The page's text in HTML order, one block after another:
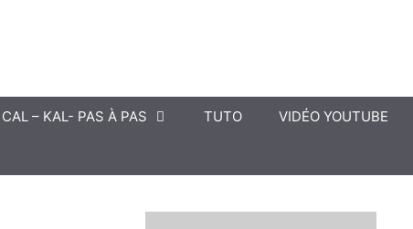
CAL – KAL- PAS À PAS TUTO VIDÉO YOUTUBE